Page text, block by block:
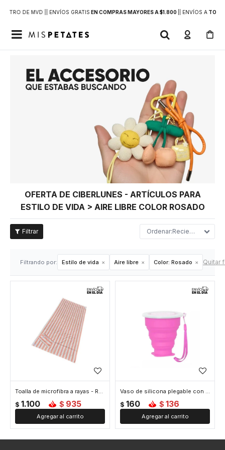
DE MVD | | ENVÍOS GRATIS EN COMPRAS MAYORES A $1.800 | ENVÍOS ATODO

OFERTA DE CIBERLUNES - ARTÍCULOS PARA
ESTILO DE VIDA > AIRE LIBRE COLOR ROSADO
Recientes
Filtrando por: Estilo de vida Aire libre Color: Rosado Quitar
Toalla de microfibra a rayas - Rosado
$ 1.100 $ 935
Vaso de silicona plegable con tapa - Rosado
$ 160 $ 136